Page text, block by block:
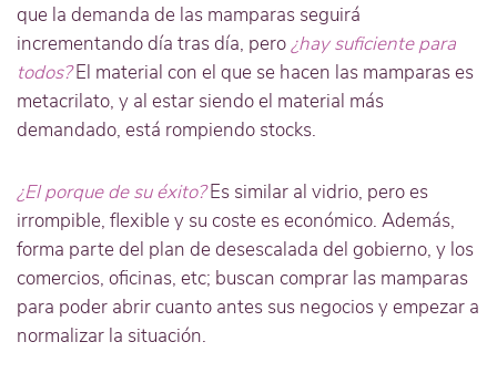
que la demanda de las mamparas seguirá
incrementando día tras día, pero¿hay suficiente para
todos?El material con el que se hacen las mamparas es
metacrilato, y al estar siendo el material más
demandado, está rompiendo stocks.
¿El porque de su éxito?Es similar al vidrio, pero es
irrompible, flexible y su coste es económico. Además,
forma parte del plan de desescalada del gobierno, y los
comercios, oficinas, etc; buscan comprar las mamparas
para poder abrir cuanto antes sus negocios y empezar a
normalizar la situación.